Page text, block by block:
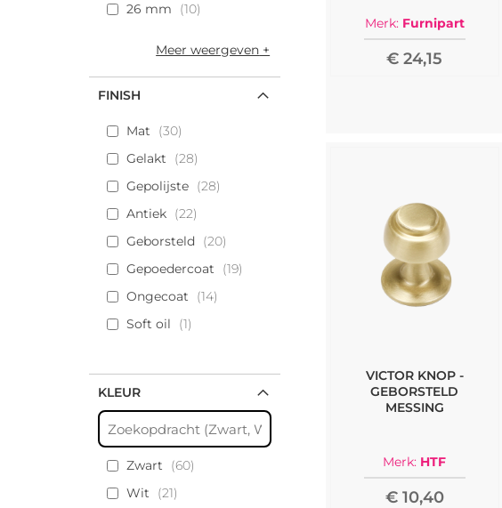
Merk: Furnipart
€ 24,15
VICTOR KNOP -
GEBORSTELD
MESSING
Merk: HTF
€ 10,40
26 mm
10
Meer weergeven
FINISH
Mat
30
Gelakt
28
Gepolijste
28
Antiek
22
Geborsteld
20
Gepoedercoat
19
Ongecoat
14
Soft oil
1
KLEUR
Zwart
60
Wit
21